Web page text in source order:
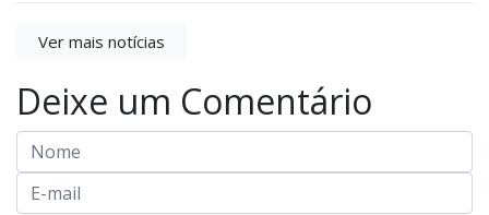
Ver mais notícias
Deixe um Comentário